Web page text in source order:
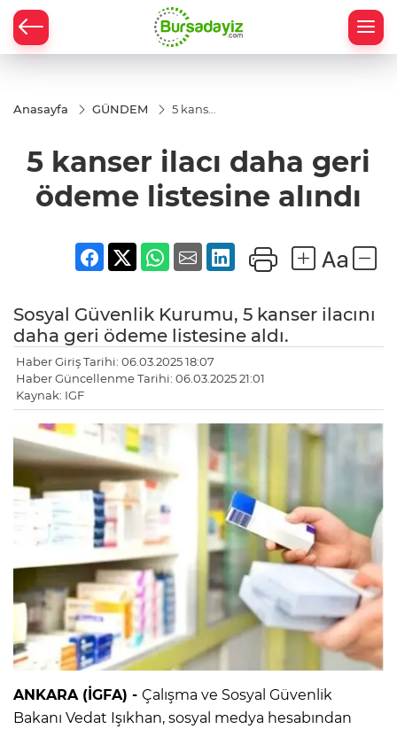
Anasayfa GÜNDEM
5 kanser
geri
ödeme
alındı
5 kanser ilacı daha geri
ödeme listesine alındı
Sosyal Güvenlik Kurumu, 5 kanser ilacını
daha geri ödeme listesine aldı.
Haber Giriş Tarihi: 06.03.2025 18:07
Haber Güncellenme Tarihi: 06.03.2025 21:01
Kaynak: IGF
ANKARA (İGFA) - Çalışma ve Sosyal Güvenlik
Bakanı Vedat Işıkhan, sosyal medya hesabından